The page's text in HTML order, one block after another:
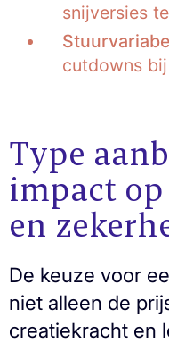
snijversies
cutdowns
Type
impact
en
De keuze voor
niet alleen de
creatiekracht en